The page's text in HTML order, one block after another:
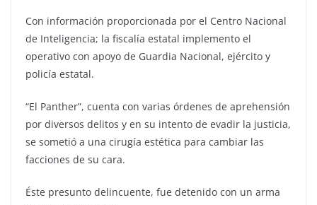
Con información proporcionada por el Centro Nacional
de Inteligencia; la fiscalía estatal implemento el
operativo con apoyo de Guardia Nacional, ejército y
policía estatal.
“El Panther”, cuenta con varias órdenes de aprehensión
por diversos delitos y en su intento de evadir la justicia,
se sometió a una cirugía estética para cambiar las
facciones de su cara.
Éste presunto delincuente, fue detenido con un arma